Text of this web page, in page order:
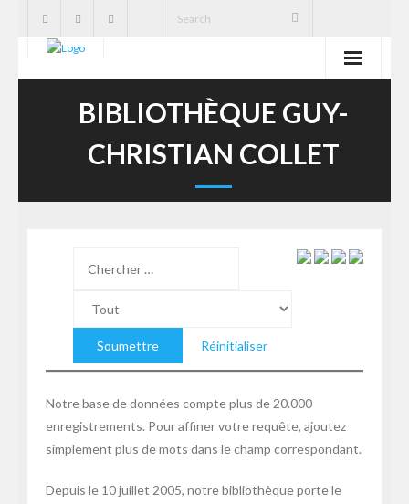
Cavernas
Ações
Serviços
BIBLIOTHÈQUE GUY-
CHRISTIAN COLLET
Réinitialiser
Notre base de données compte plus de 20.000
enregistrements. Pour affiner votre requête, ajoutez
simplement plus de mots dans le champ correspondant.
Depuis le 10 juillet 2005, notre bibliothèque porte le